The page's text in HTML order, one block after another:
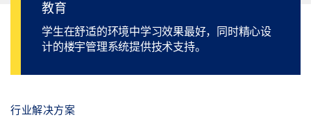
教育
学生在舒适的环境中学习效果最好，同时精心设
计的楼宇管理系统提供技术支持。
行业解决方案